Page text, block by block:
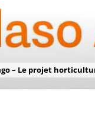
– Le projet